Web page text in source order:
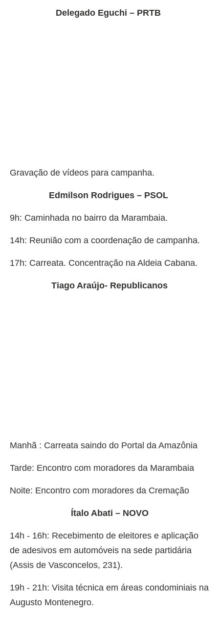
Delegado Eguchi – PRTB
Gravação de vídeos para campanha.
Edmilson Rodrigues – PSOL
9h: Caminhada no bairro da Marambaia.
14h: Reunião com a coordenação de campanha.
17h: Carreata. Concentração na Aldeia Cabana.
Tiago Araújo- Republicanos
Manhã : Carreata saindo do Portal da Amazônia
Tarde: Encontro com moradores da Marambaia
Noite: Encontro com moradores da Cremação
Ítalo Abati – NOVO
14h - 16h: Recebimento de eleitores e aplicação
de adesivos em automóveis na sede partidária
(Assis de Vasconcelos, 231).
19h - 21h: Visita técnica em áreas condominiais na
Augusto Montenegro.